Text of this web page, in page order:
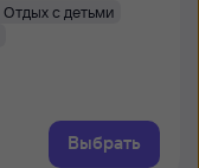
Отдых с детьми
Выбрать